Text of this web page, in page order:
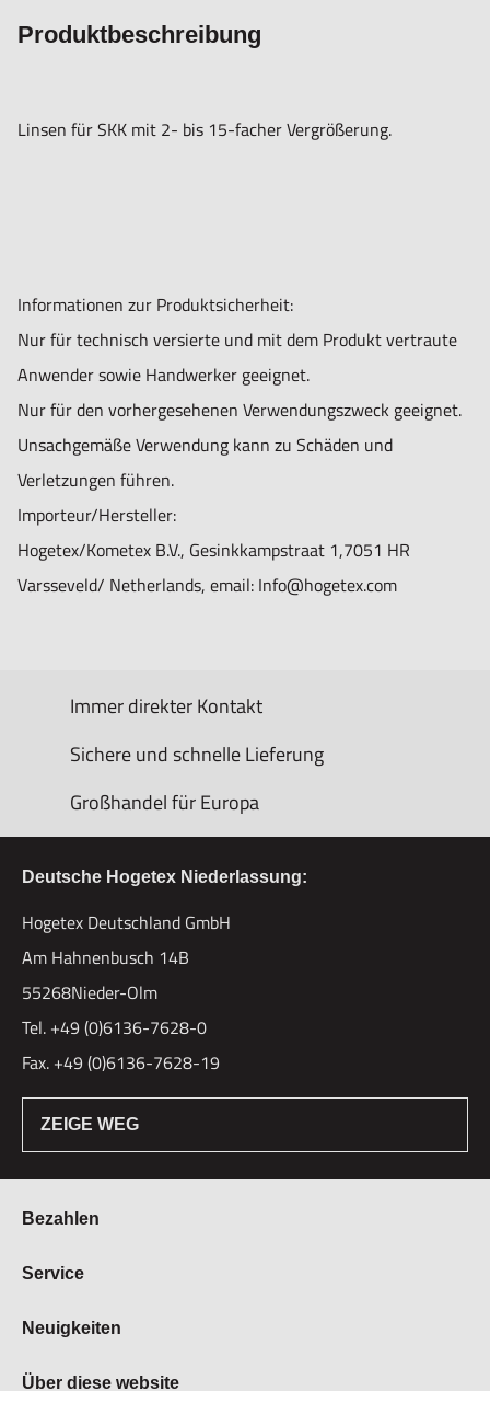
Produktbeschreibung
Linsen für SKK mit 2- bis 15-facher Vergrößerung.
Informationen zur Produktsicherheit:
Nur für technisch versierte und mit dem Produkt vertraute
Anwender sowie Handwerker geeignet.
Nur für den vorhergesehenen Verwendungszweck geeignet.
Unsachgemäße Verwendung kann zu Schäden und
Verletzungen führen.
Importeur/Hersteller:
Hogetex/Kometex B.V., Gesinkkampstraat 1,7051 HR
Varsseveld/ Netherlands, email: Info@hogetex.com
Immer direkter Kontakt
Sichere und schnelle Lieferung
Großhandel für Europa
Deutsche Hogetex Niederlassung:
Hogetex Deutschland GmbH
Am Hahnenbusch 14B
55268Nieder-Olm
Tel. +49 (0)6136-7628-0
Fax. +49 (0)6136-7628-19
ZEIGE WEG
Bezahlen
Bestellung & Zahlung
Vertrag widerrufen
Lieferzeiten
Service
Über Hogetex
Kundenservice
Neuigkeiten
Messen
Über diese website